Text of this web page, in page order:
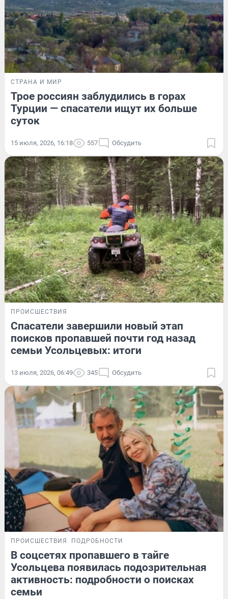
СТРАНА И МИР
Трое россиян заблудились в горах
Турции — спасатели ищут их больше
суток
15 июля, 2026, 16:18 557 Обсудить
ПРОИСШЕСТВИЯ
Спасатели завершили новый этап
поисков пропавшей почти год назад
семьи Усольцевых: итоги
13 июля, 2026, 06:49 345 Обсудить
ПРОИСШЕСТВИЯ ПОДРОБНОСТИ
В соцсетях пропавшего в тайге
Усольцева появилась подозрительная
активность: подробности о поисках
семьи